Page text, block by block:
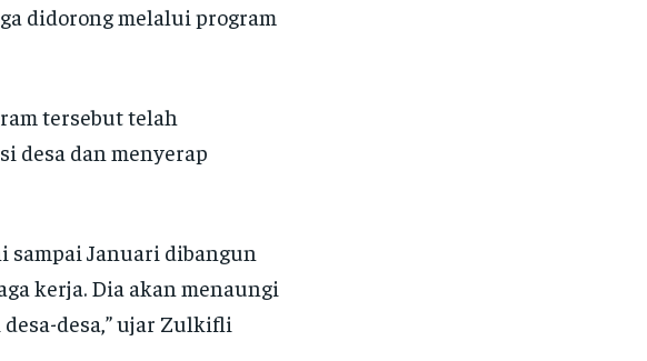
didorong melalui program
tersebut telah
desa dan menyerap
sampai Januari dibangun
kerja. Dia akan menaungi
desa,” ujar Zulkifli